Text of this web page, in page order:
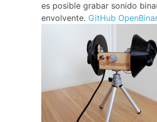
es posible grabar sonido
envolvente. GitHub Open